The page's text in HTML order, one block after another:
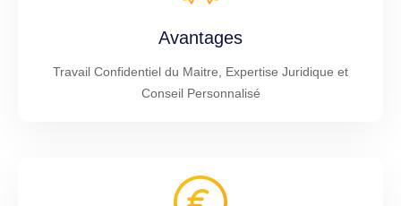
Avantages
Travail Confidentiel du Maitre, Expertise Juridique et
Conseil Personnalisé